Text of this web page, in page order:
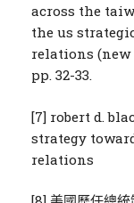
across the
the us
relations (new
pp. 32-33.
[7] robert d.
strategy
relations